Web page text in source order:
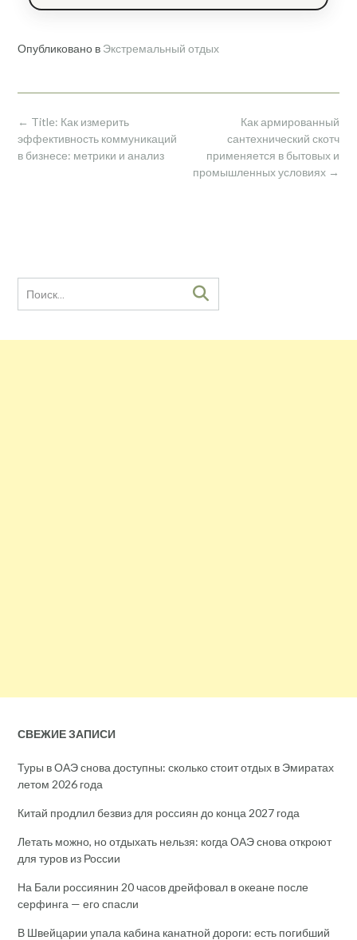
Опубликовано в Экстремальный отдых
Навигация
по
записям
Как армированный
сантехнический скотч
применяется в бытовых и
промышленных условиях →
← Title: Как измерить
эффективность коммуникаций
в бизнесе: метрики и анализ
СВЕЖИЕ ЗАПИСИ
Туры в ОАЭ снова доступны: сколько стоит отдых в Эмиратах
летом 2026 года
Китай продлил безвиз для россиян до конца 2027 года
Летать можно, но отдыхать нельзя: когда ОАЭ снова откроют
для туров из России
На Бали россиянин 20 часов дрейфовал в океане после
серфинга — его спасли
В Швейцарии упала кабина канатной дороги: есть погибший